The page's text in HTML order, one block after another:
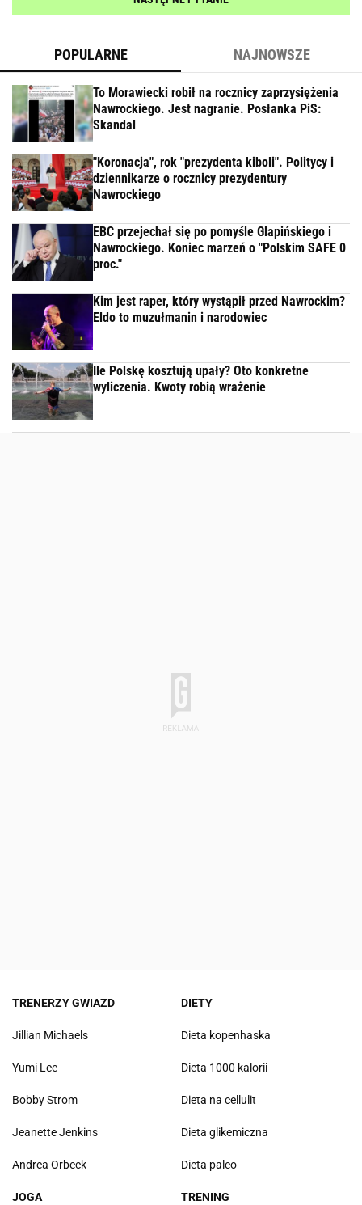
POPULARNE NAJNOWSZE
To Morawiecki robił na rocznicy zaprzysiężenia
Nawrockiego. Jest nagranie. Posłanka PiS:
Skandal
"Koronacja", rok "prezydenta kiboli". Politycy i
dziennikarze o rocznicy prezydentury
Nawrockiego
EBC przejechał się po pomyśle Glapińskiego i
Nawrockiego. Koniec marzeń o "Polskim SAFE 0
proc."
Kim jest raper, który wystąpił przed Nawrockim?
Eldo to muzułmanin i narodowiec
Ile Polskę kosztują upały? Oto konkretne
wyliczenia. Kwoty robią wrażenie
TRENERZY GWIAZD
Jillian Michaels
Yumi Lee
Bobby Strom
Jeanette Jenkins
Andrea Orbeck
DIETY
Dieta kopenhaska
Dieta 1000 kalorii
Dieta na cellulit
Dieta glikemiczna
Dieta paleo
JOGA TRENING